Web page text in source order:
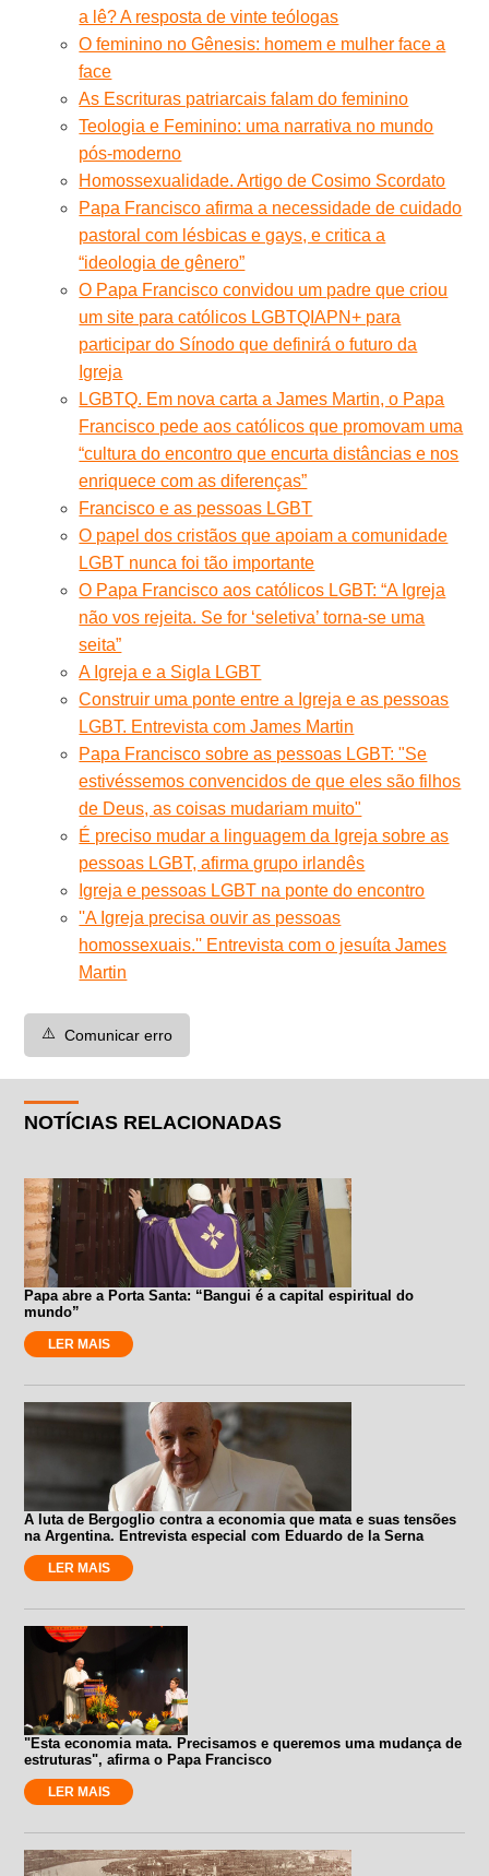
a lê? A resposta de vinte teólogas
O feminino no Gênesis: homem e mulher face a
face
As Escrituras patriarcais falam do feminino
Teologia e Feminino: uma narrativa no mundo
pós-moderno
Homossexualidade. Artigo de Cosimo Scordato
Papa Francisco afirma a necessidade de cuidado
pastoral com lésbicas e gays, e critica a
“ideologia de gênero”
O Papa Francisco convidou um padre que criou
um site para católicos LGBTQIAPN+ para
participar do Sínodo que definirá o futuro da
Igreja
LGBTQ. Em nova carta a James Martin, o Papa
Francisco pede aos católicos que promovam uma
“cultura do encontro que encurta distâncias e nos
enriquece com as diferenças”
Francisco e as pessoas LGBT
O papel dos cristãos que apoiam a comunidade
LGBT nunca foi tão importante
O Papa Francisco aos católicos LGBT: “A Igreja
não vos rejeita. Se for ‘seletiva’ torna-se uma
seita”
A Igreja e a Sigla LGBT
Construir uma ponte entre a Igreja e as pessoas
LGBT. Entrevista com James Martin
Papa Francisco sobre as pessoas LGBT: "Se
estivéssemos convencidos de que eles são filhos
de Deus, as coisas mudariam muito"
É preciso mudar a linguagem da Igreja sobre as
pessoas LGBT, afirma grupo irlandês
Igreja e pessoas LGBT na ponte do encontro
''A Igreja precisa ouvir as pessoas
homossexuais.'' Entrevista com o jesuíta James
Martin
⚠️ Comunicar erro
NOTÍCIAS RELACIONADAS
Papa abre a Porta Santa: “Bangui é a capital espiritual do
mundo”
LER MAIS
A luta de Bergoglio contra a economia que mata e suas tensões
na Argentina. Entrevista especial com Eduardo de la Serna
LER MAIS
"Esta economia mata. Precisamos e queremos uma mudança de
estruturas", afirma o Papa Francisco
LER MAIS